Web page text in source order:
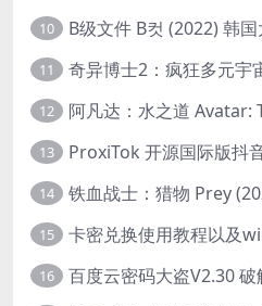
10
11
12
13
14 铁血战士：猎物 Prey
15 卡密兑换使用教程以及
16 百度云密码大盗V2.30